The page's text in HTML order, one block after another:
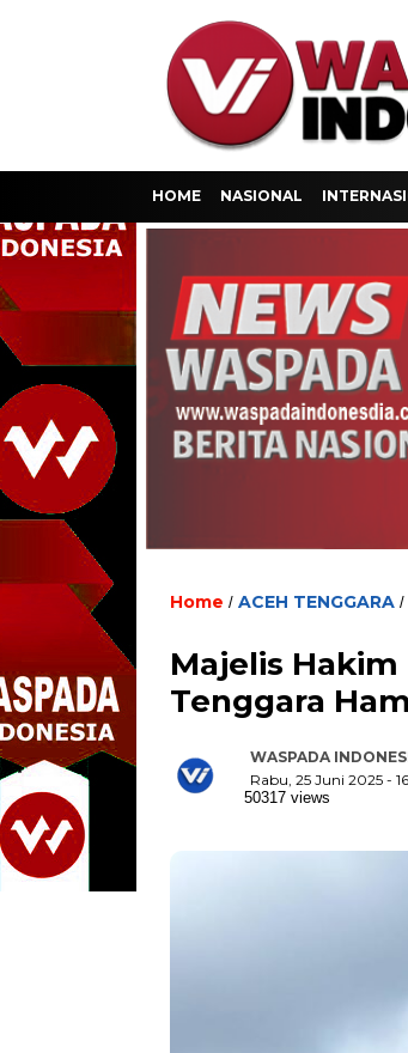
HOME NASIONAL
Home / ACEH TENGGARA /
Majelis
Tenggara
WASPADA
Rabu, 25 Juni 2025 -
50317 views